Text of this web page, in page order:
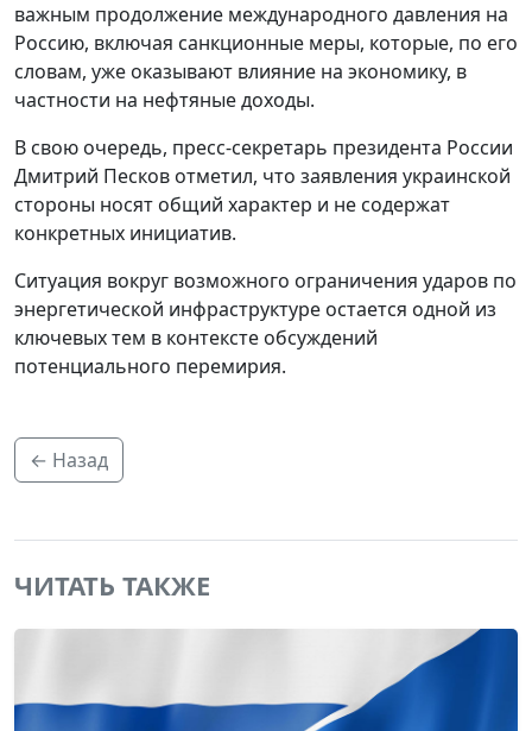
важным продолжение международного давления на
Россию, включая санкционные меры, которые, по его
словам, уже оказывают влияние на экономику, в
частности на нефтяные доходы.
В свою очередь, пресс-секретарь президента России
Дмитрий Песков отметил, что заявления украинской
стороны носят общий характер и не содержат
конкретных инициатив.
Ситуация вокруг возможного ограничения ударов по
энергетической инфраструктуре остается одной из
ключевых тем в контексте обсуждений
потенциального перемирия.
← Назад
ЧИТАТЬ ТАКЖЕ